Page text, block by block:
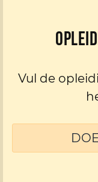
Vul de